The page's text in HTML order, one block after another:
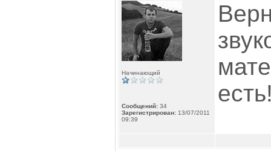
Начинающий
Сообщений: 34
Зарегистрирован: 13/07/2011
09:39